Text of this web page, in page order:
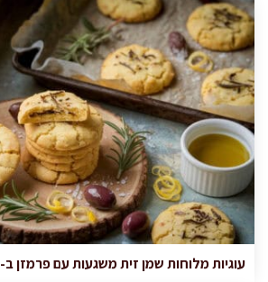
עוגיות מלוחות שמן זית משגעות עם פרמזן ב-25 דקות